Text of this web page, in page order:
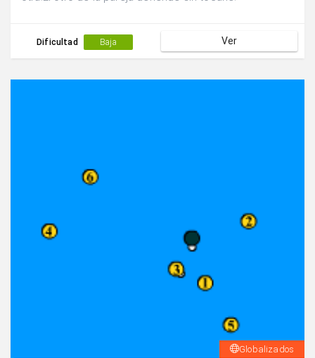
Dificultad Baja Ver
Globalizados